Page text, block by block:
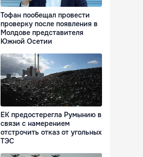
Тофан пообещал провести
проверку после появления в
Молдове представителя
Южной Осетии
ЕК предостерегла Румынию в
связи с намерением
отстрочить отказ от угольных
ТЭС